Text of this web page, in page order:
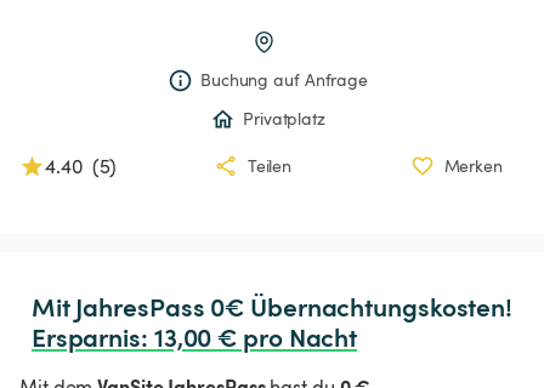
Buchung auf Anfrage
Privatplatz
4.40 (5) Teilen Merken
Ersparnis: 13,00 € pro Nacht